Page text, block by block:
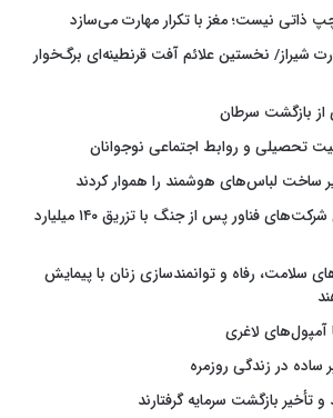
ذاتی نیست؛ مغز با تکرار مهارت می‌سازد
شیراز/ نخستین علائم آفت قرنطینه‌ای برگ‌خوار
از بازگشت سرطان
تحصیلی و روابط اجتماعی نوجوانان
ساخت لباس‌های هوشمند را هموار کردند
مهار موج تعدیل نیروی شرکت‌های فناور پس از جنگ با تزریق ۱۴۰ میلیارد
سلامت، رفاه و توانمندسازی زنان با پیمایش
لاغری
ساده در زندگی روزمره
و تأخیر بازگشت سرمایه گرفتارند